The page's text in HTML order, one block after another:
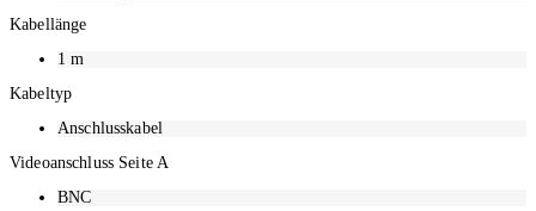
Kabellänge
1m
Kabeltyp
Anschlusskabel
Videoanschluss Seite A
BNC